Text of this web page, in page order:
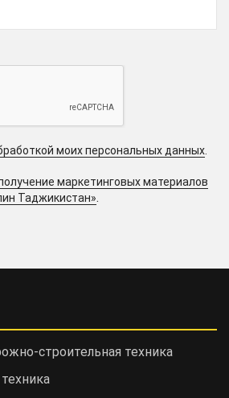
моих персональных данных.
маркетинговых материалов
Таджикистан».
cтроительная техника